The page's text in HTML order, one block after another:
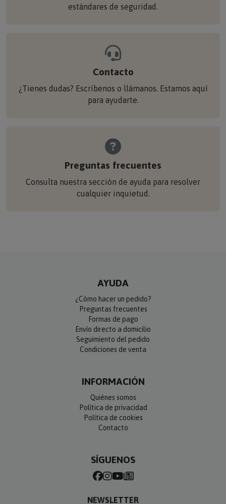
estándares de seguridad.
Contacto
¿Tienes dudas? Escríbenos o llámanos. Estamos aquí
para ayudarte.
Preguntas frecuentes
Consulta nuestra sección de ayuda para resolver
cualquier inquietud.
AYUDA
¿Cómo hacer un pedido?
Preguntas frecuentes
Formas de pago
Envío directo a domicilio
Seguimiento del pedido
Condiciones de venta
INFORMACIÓN
Quiénes somos
Política de privacidad
Política de cookies
Contacto
SÍGUENOS
NEWSLETTER